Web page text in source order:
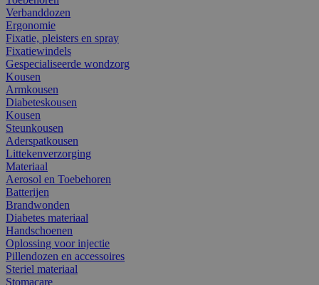
Verbanddozen
Ergonomie
Fixatie, pleisters en spray
Fixatiewindels
Gespecialiseerde wondzorg
Kousen
Armkousen
Diabeteskousen
Kousen
Steunkousen
Aderspatkousen
Littekenverzorging
Materiaal
Aerosol en Toebehoren
Batterijen
Brandwonden
Diabetes materiaal
Handschoenen
Oplossing voor injectie
Pillendozen en accessoires
Steriel materiaal
Stomacare